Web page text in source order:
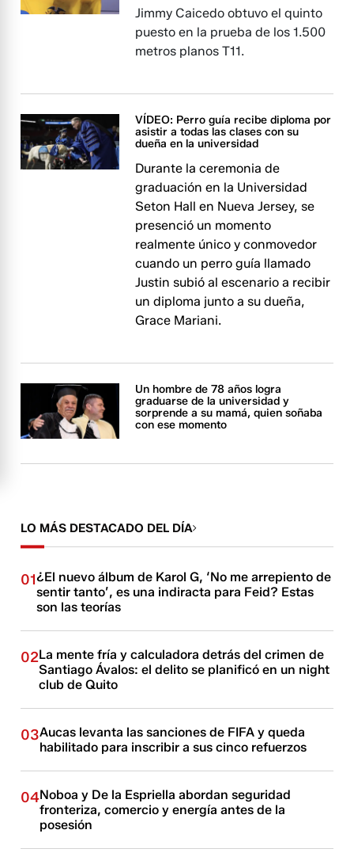
Jimmy Caicedo obtuvo el quinto
puesto en la prueba de los 1.500
metros planos T11.
VÍDEO: Perro guía recibe diploma por
asistir a todas las clases con su
dueña en la universidad
Durante la ceremonia de
graduación en la Universidad
Seton Hall en Nueva Jersey, se
presenció un momento
realmente único y conmovedor
cuando un perro guía llamado
Justin subió al escenario a recibir
un diploma junto a su dueña,
Grace Mariani.
Un hombre de 78 años logra
graduarse de la universidad y
sorprende a su mamá, quien soñaba
con ese momento
LO MÁS DESTACADO DEL DÍA
01¿El nuevo álbum de Karol G, ‘No me arrepiento de
sentir tanto’, es una indiracta para Feid? Estas
son las teorías
02La mente fría y calculadora detrás del crimen de
Santiago Ávalos: el delito se planificó en un night
club de Quito
03Aucas levanta las sanciones de FIFA y queda
habilitado para inscribir a sus cinco refuerzos
04Noboa y De la Espriella abordan seguridad
fronteriza, comercio y energía antes de la
posesión